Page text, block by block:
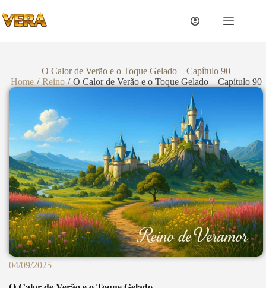
O Calor de Verão e o Toque Gelado – Capítulo 90
Home / Reino / O Calor de Verão e o Toque Gelado – Capítulo 90
04/09/2025